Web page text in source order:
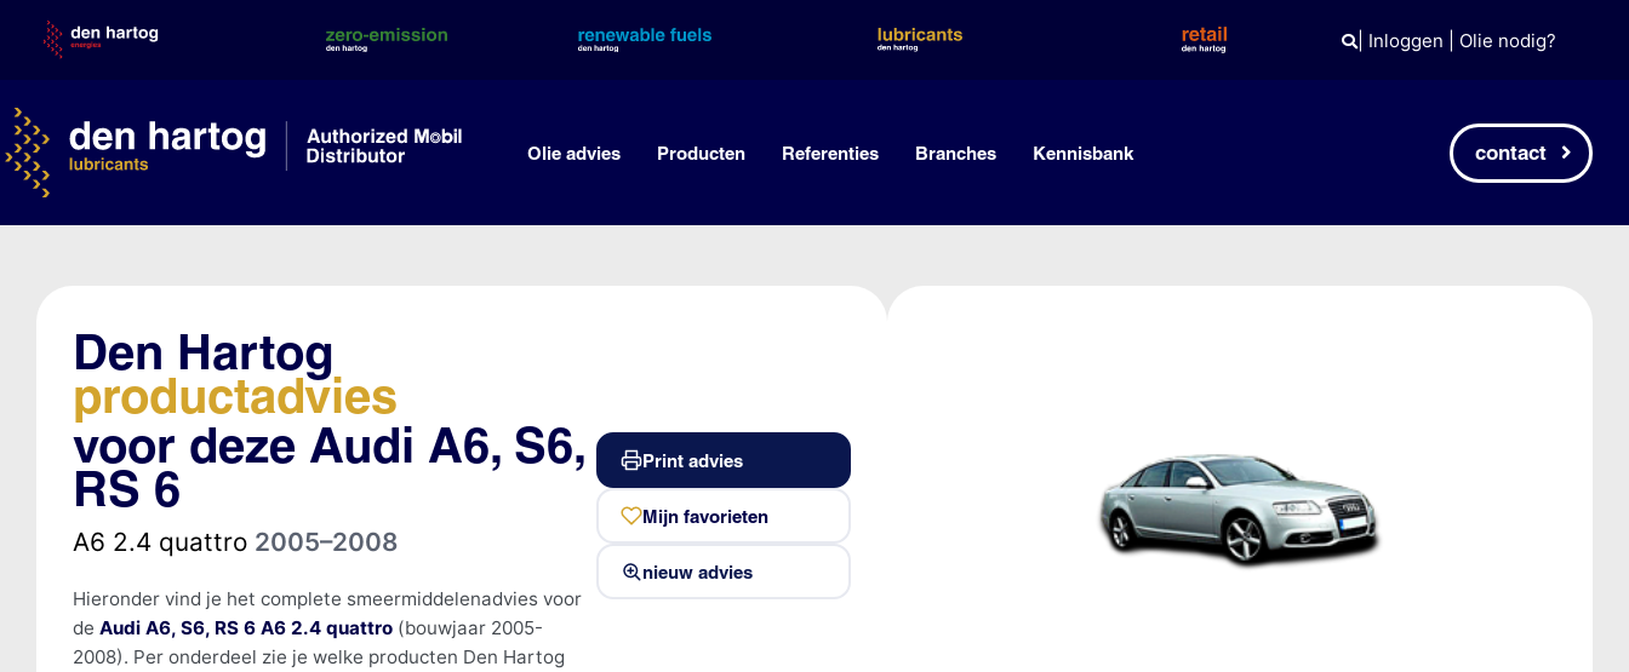
content
| Inloggen Olie nodig?
Olie advies Producten Referenties Branches Kennisbank contact
Den Hartog
productadvies
voor deze Audi A6, S6,
RS 6
A6 2.4 quattro 2005–2008
Hieronder vind je het complete smeermiddelenadvies voor
de Audi A6, S6, RS 6 A6 2.4 quattro(bouwjaar 2005-
2008). Per onderdeel zie je welke producten Den Hartog
Print advies
Mijn favorieten
nieuw advies